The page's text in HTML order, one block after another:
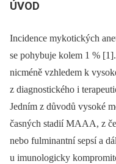
ÚVOD
Incidence mykotických
se pohybuje kolem 1 %
nicméně vzhledem k
z diagnostického i
Jedním z důvodů vysoké
časných stadií MAAA, z
nebo fulminantní sepsí a
u imunologicky